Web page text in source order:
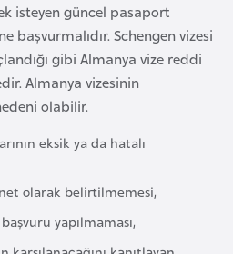
isteyen güncel pasaport
başvurmalıdır. Schengen vizesi
gibi Almanya vize reddi
Almanya vizesinin
olabilir.
eksik ya da hatalı
olarak belirtilmemesi,
yapılmaması,